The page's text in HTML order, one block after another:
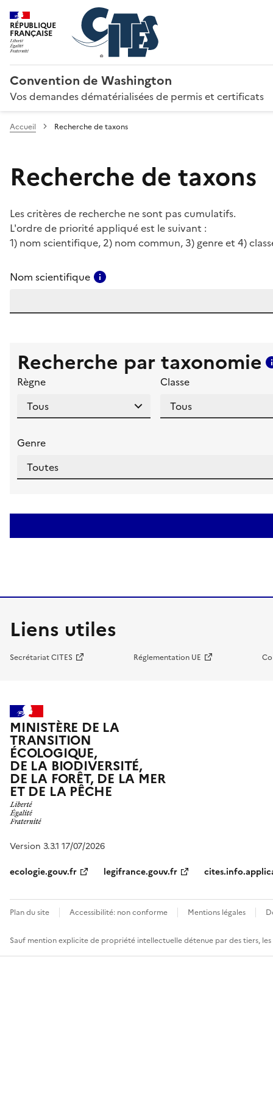
RÉPUBLIQUE
FRANÇAISE
Convention de Washington
Vos demandes dématérialisées de permis et certificats
Accueil Recherche de taxons
Recherche de taxons
Les critères de recherche ne sont pas cumulatifs.
L'ordre de priorité appliqué est le suivant :
1) nom scientifique, 2) nom commun, 3) genre et 4)
Nom scientifique
Recherche par taxonomie
Règne Classe
Genre
Liens utiles
Secrétariat CITES Réglementation UE
MINISTÈRE DE LA
TRANSITION
ÉCOLOGIQUE,
DE LA BIODIVERSITÉ,
DE LA FORÊT, DE LA MER
ET DE LA PÊCHE
Version 3.3.1 17/07/2026
ecologie.gouv.fr
legifrance.gouv.fr
Plan du site Accessibilité: non conforme Mentions légales
Sauf mention explicite de propriété intellectuelle détenue par des tiers,